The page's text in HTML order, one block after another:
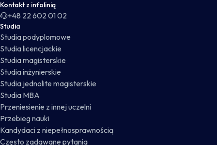
Kontakt z infolinią
+48 22 602 01 02
Studia
Studia podyplomowe
Studia licencjackie
Studia magisterskie
Studia inżynierskie
Studia jednolite magisterskie
Studia MBA
Przeniesienie z innej uczelni
Przebieg nauki
Kandydaci z niepełnosprawnością
Często zadawane pytania